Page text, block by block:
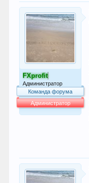
FXprofit
Администратор
Команда форума
Администратор